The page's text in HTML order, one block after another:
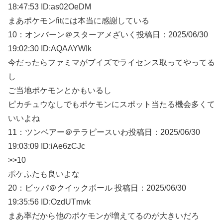
18:47:53 ID:as02OeDM
まあポケモンfitには本当に感謝している
10： オンバーン＠スターアメざいく 投稿日：2025/06/30
19:02:30 ID:AQAAYWIk
今だったらファミマがブイズでライセンス取ってやってる
し
ご当地ポケモンとかもいるし
ピカチュウなしでもポケモンにスポット当たる機会多くて
いいよね
11： ツンベアー＠テラピースいわ投稿日：2025/06/30
19:03:09 ID:iAe6zCJc
>>10
ポケふたも良いよな
20： ビッパ＠クイックボール 投稿日：2025/06/30
19:35:56 ID:OzdUTmvk
まあ率だから他のポケモンが増えてるのが大きいだろ